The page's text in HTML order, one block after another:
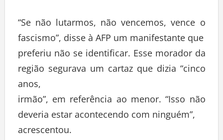
“Se não lutarmos, não vencemos, vence o
fascismo”, disse à AFP um manifestante que
preferiu não se identificar. Esse morador da
região segurava um cartaz que dizia “cinco
anos,
irmão”, em referência ao menor. “Isso não
deveria estar acontecendo com ninguém”,
acrescentou.